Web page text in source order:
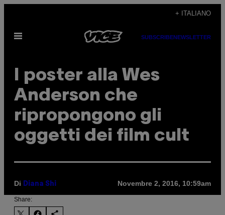
contenuto
+ ITALIANO
Apri
SUBSCRIBENEWSLETTER
I poster alla Wes
Anderson che
ripropongono gli
oggetti dei film cult
Di Diana Shi Novembre 2, 2016, 10:59am
Share: